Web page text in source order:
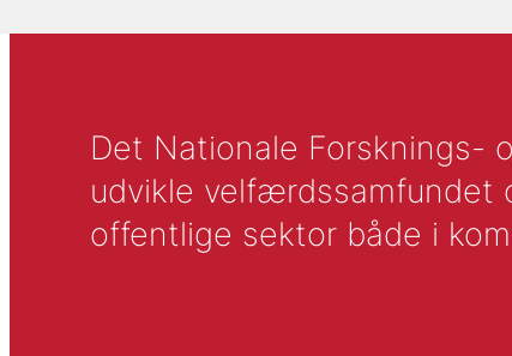
Det Nationale Forsknings-
udvikle velfærdssamfundet
offentlige sektor både i